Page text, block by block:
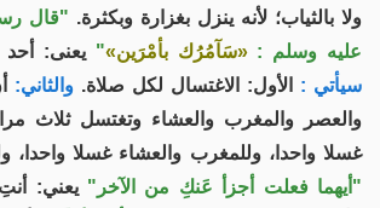
ولا بالثياب؛ لأنه ينزل بغزارة وبكثرة. "قال
عليه وسلم :«سَآمُرُك بأمْرَين»" يعنى: أحد
سيأتي : الأول: الاغتسال لكل صلاة. والثاني:
والعصر والمغرب والعشاء وتغتسل ثلاث
غسلا واحدا، وللمغرب والعشاء غسلا واحدا،
"أيهما فعلت أجزأ عَنكِ من الآخر" يعني: